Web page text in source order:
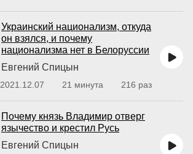
Украинский национализм, откуда
он взялся, и почему
национализма нет в Белоруссии
Евгений Спицын
2021.12.07 21 минута 216 раз
Почему князь Владимир отверг
язычество и крестил Русь
Евгений Спицын